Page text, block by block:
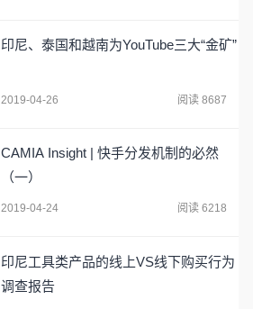
印尼、泰国和越南为YouTube三大“金矿”
2019-04-26 阅读 8687
CAMIA Insight | 快手分发机制的必然
（一）
2019-04-24 阅读 6218
印尼工具类产品的线上VS线下购买行为
调查报告